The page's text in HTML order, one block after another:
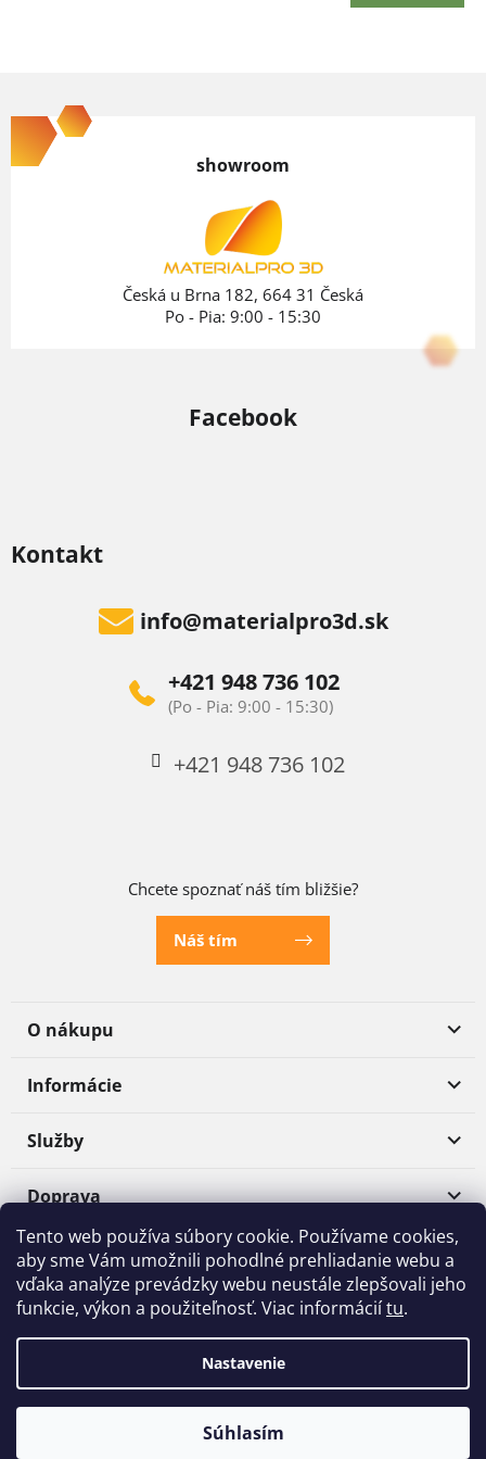
Tento web používa súbory cookie. Používame cookies,
aby sme Vám umožnili pohodlné prehliadanie webu a
vďaka analýze prevádzky webu neustále zlepšovali jeho
funkcie, výkon a použiteľnosť. Viac informáciítu.
Nastavenie
Súhlasím
á
p
Kontakt
info@materialpro3d.sk
+421 948 736 102
+421 948 736 102
Chcete spoznať náš tím bližšie?
Náš tím
O nákupu
Informácie
Služby
showroom
Česká u Brna 182, 664 31 Česká
Po - Pia: 9:00 - 15:30
Facebook
Doprava
Platba
mime digital
Materialpro3D.sk
Upraviť nastavenie cookies